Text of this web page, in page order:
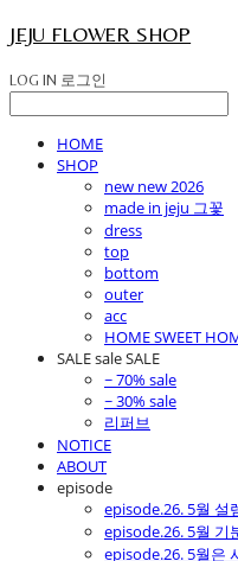
JEJU FLOWER SHOP
LOG IN 로그인
HOME
SHOP
new new 2026
made in jeju 그꽃
dress
top
bottom
outer
acc
HOME SWEET
SALE sale SALE
~ 70% sale
~ 30% sale
리퍼브
NOTICE
ABOUT
episode
episode.26. 5월 설
episode.26. 5월 기
episode.26. 5월은